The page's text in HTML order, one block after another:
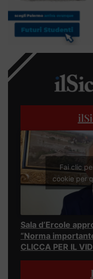
Fai clic
cookie per
Sala d’Ercole
“Norma
CLICCA PER IL